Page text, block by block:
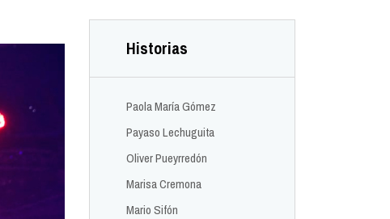
Historias
Paola María Gómez
Payaso Lechuguita
Oliver Pueyrredón
Marisa Cremona
Mario Sifón